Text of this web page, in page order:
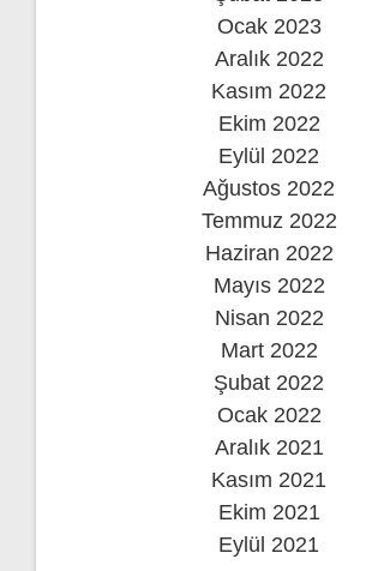
Ocak 2023
Aralık 2022
Kasım 2022
Ekim 2022
Eylül 2022
Ağustos 2022
Temmuz 2022
Haziran 2022
Mayıs 2022
Nisan 2022
Mart 2022
Şubat 2022
Ocak 2022
Aralık 2021
Kasım 2021
Ekim 2021
Eylül 2021